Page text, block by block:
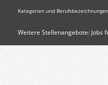
Kategorien und
Weitere Stellenangebote: Jobs